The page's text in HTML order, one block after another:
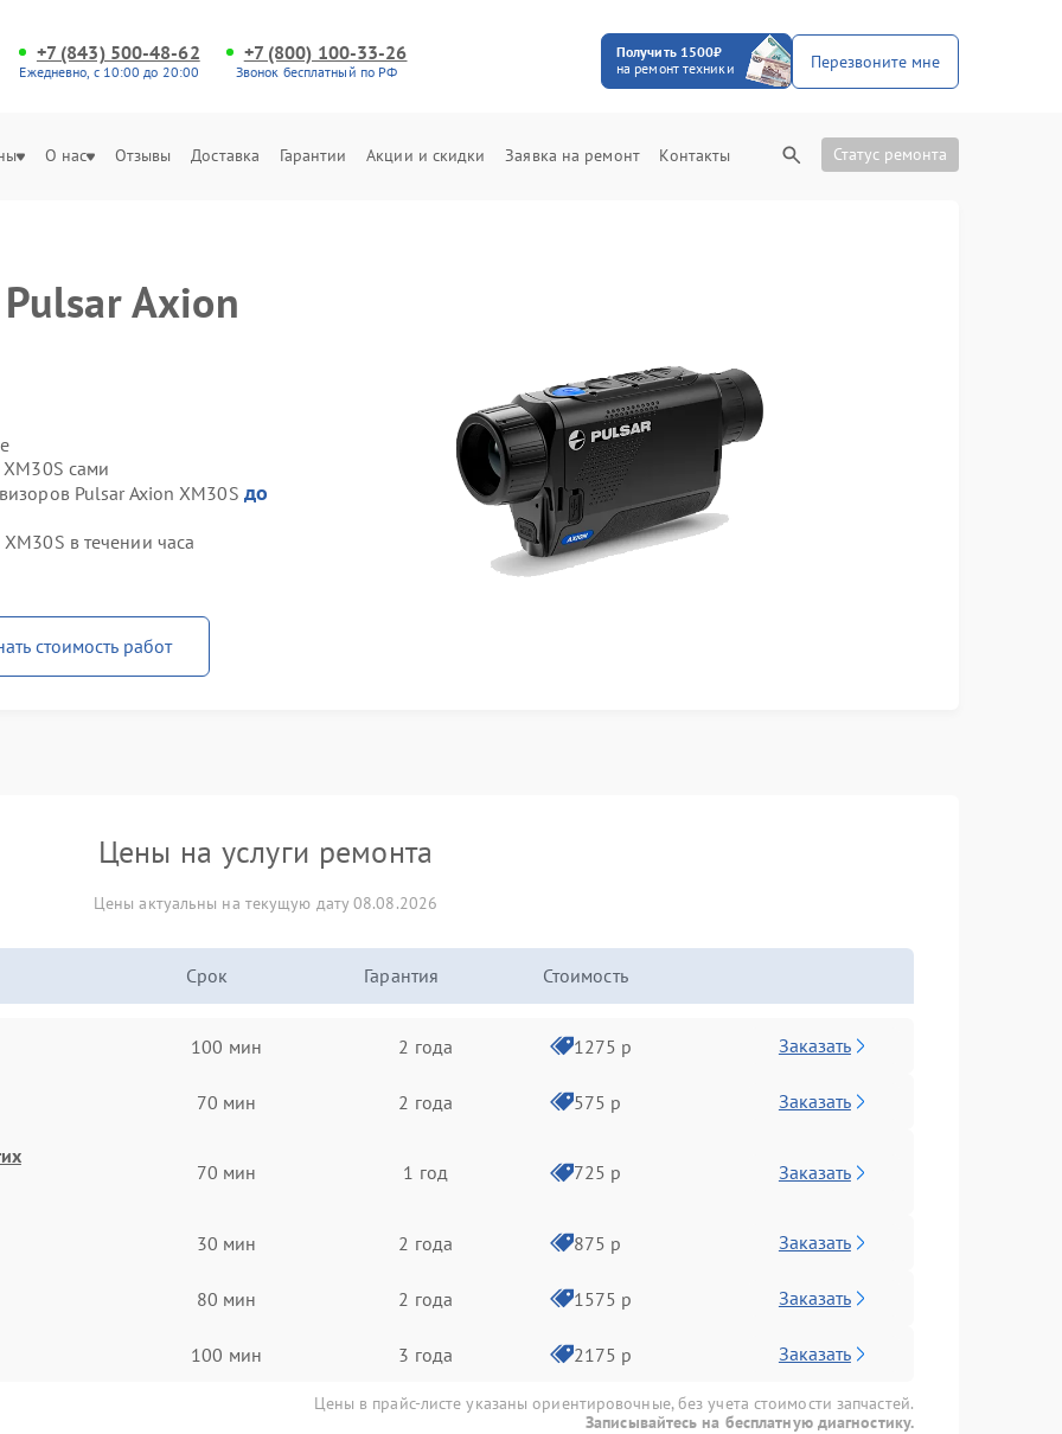
+7 (843) 500-48-62
Ежедневно, с 10:00 до 20:00
+7 (800) 100-33-26
Звонок бесплатный по РФ
Получить 1500₽
на ремонт техники
Перезвоните мне
О нас Отзывы Доставка Гарантии Акции и скидки Заявка на ремонт Контакты Статус ремонта
Axion
сами
Pulsar Axion XM30S до
в течении часа
стоимость работ
Цены на услуги ремонта
Цены актуальны на текущую дату 08.08.2026
Срок Гарантия Стоимость
100 мин 2 года 1275 р Заказать
70 мин 2 года 575 р Заказать
70 мин 1 год 725 р Заказать
30 мин 2 года 875 р Заказать
80 мин 2 года 1575 р Заказать
100 мин 3 года 2175 р Заказать
Цены в прайс-листе указаны ориентировочные, без учета стоимости запчастей.
Записывайтесь на бесплатную диагностику.